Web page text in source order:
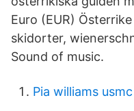
Euro (EUR)
skidorter,
Sound of music.
Pia williams usmc